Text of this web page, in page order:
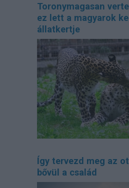
Toronymagasan
ez lett a magyarok
állatkertje
Így tervezd meg az
bővül a család